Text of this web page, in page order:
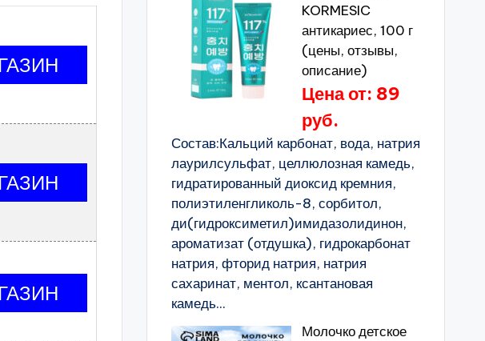
KORMESIC
антикариес, 100 г
(цены, отзывы,
описание)
Цена от: 89
руб.
Состав:Кальций карбонат, вода, натрия
лаурилсульфат, целлюлозная камедь,
гидратированный диоксид кремния,
полиэтиленгликоль-8, сорбитол,
ди(гидроксиметил)имидазолидинон,
ароматизат (отдушка), гидрокарбонат
натрия, фторид натрия, натрия
сахаринат, ментол, ксантановая
камедь...
Молочко детское